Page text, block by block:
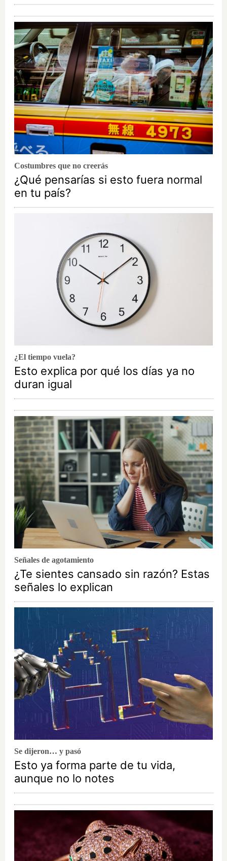
Costumbres que no creerás
¿Qué pensarías si esto fuera normal
en tu país?
¿El tiempo vuela?
Esto explica por qué los días ya no
duran igual
Señales de agotamiento
¿Te sientes cansado sin razón? Estas
señales lo explican
Se dijeron… y pasó
Esto ya forma parte de tu vida,
aunque no lo notes